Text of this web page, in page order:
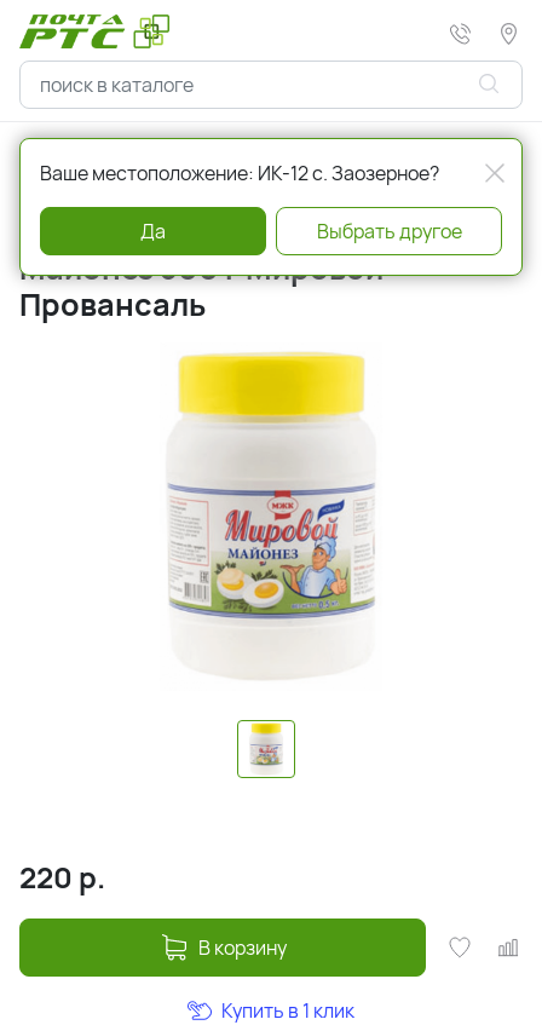
Главная Соусы и специи Майонез, майонезные соусы
Артикул 232009
Майонез 500 г Мировой
Провансаль
220 р.
В корзину
Купить в 1 клик
Ваше местоположение: ИК-12 с. Заозерное?
Да Выбрать другое